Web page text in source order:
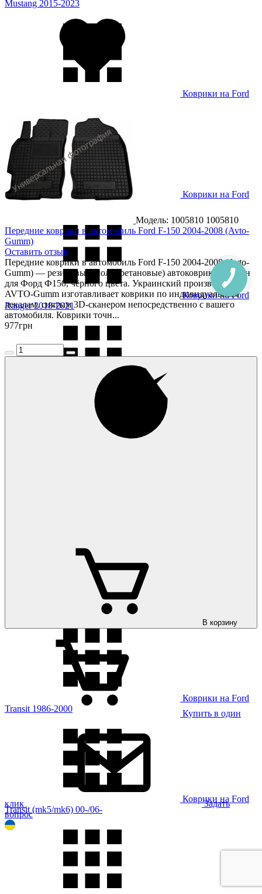
Mustang 2015-2023
Коврики на Ford
Коврики на Ford
Коврики на Ford
Ranger 2018-2021
Коврики на Ford
Transit 1986-2000
Коврики на Ford
Transit (mk5/mk6) 00-/06-
Модель: 1005810 1005810
Передние коврики в автомобиль Ford F-150 2004-2008 (Avto-
Gumm)
Оставить отзыв
Передние коврики в автомобиль Ford F-150 2004-2008 (Avto-
Gumm) — резиновые (полиуретановые) автоковрики в салон
для Форд Ф150, чёрного цвета. Украинский производитель
AVTO-Gumm изготавливает коврики по индивидуальным
лекалам, снятым 3D-сканером непосредственно с вашего
автомобиля. Коврики точн...
977грн
В корзину
Купить в один
клик
Задать
вопрос